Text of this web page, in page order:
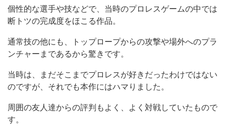
個性的な選手や技などで、当時のプロレスゲームの中では
断トツの完成度をほこる作品。
通常技の他にも、トップロープからの攻撃や場外へのプラ
ンチャーまであるから驚きです。
当時は、まだそこまでプロレスが好きだったわけではない
のですが、それでも本作にはハマりました。
周囲の友人達からの評判もよく、よく対戦していたもので
す。